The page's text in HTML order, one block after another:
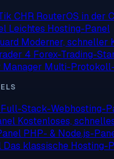
CHR RouterOS in der
Leichtes Hosting-Panel
Moderner, schneller
4 Forex-Trading-
Manager Multi-
Full-Stack-Webhosting-
Kostenloses,
PHP- & Node.js-
Das klassische Hosting-